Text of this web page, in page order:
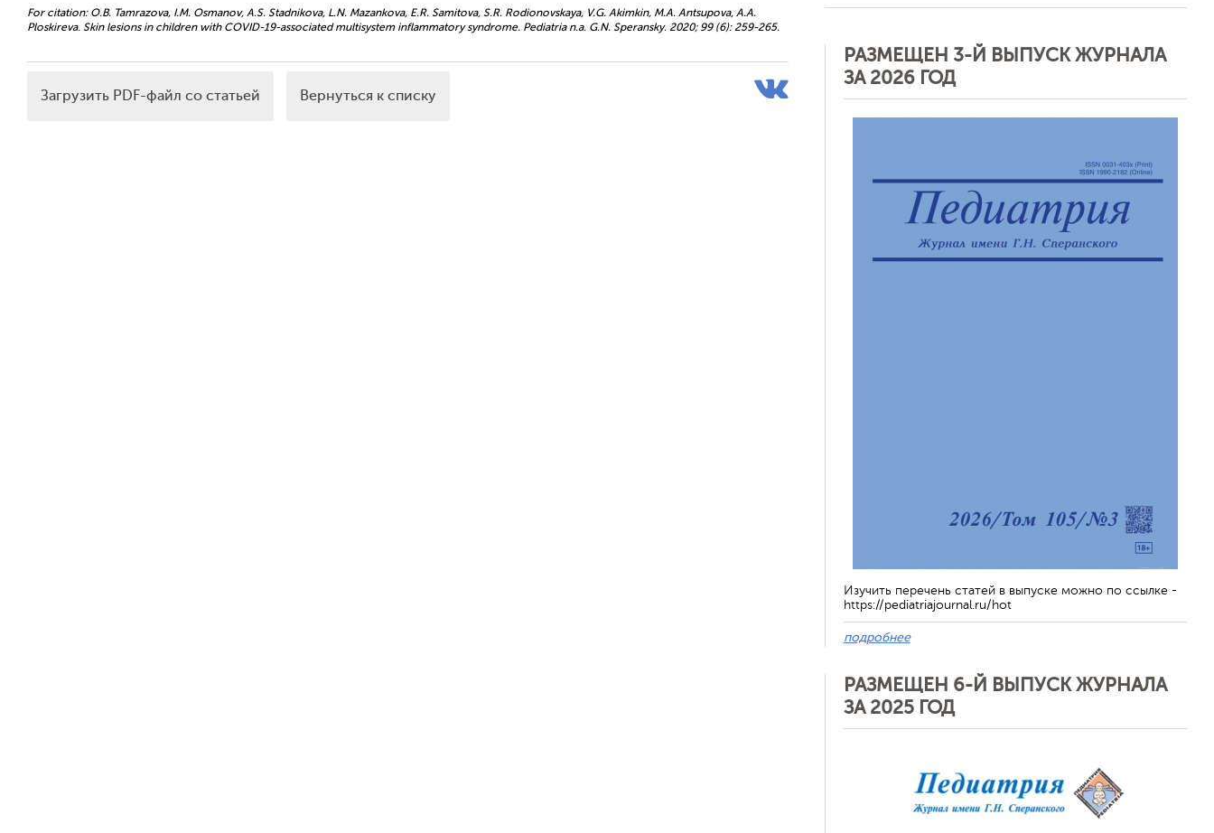
For citation: O.B. Tamrazova, I.M. Osmanov, A.S. Stadnikova, L.N. Mazankova, E.R. Samitova, S.R. Rodionovskaya, V.G. Akimkin, M.A. Antsupova, A.A.
Ploskireva. Skin lesions in children with COVID-19-associated multisystem inflammatory syndrome. Pediatria n.a. G.N. Speransky. 2020; 99 (6): 259-265.
Загрузить PDF-файл со статьей Вернуться к списку
РАЗМЕЩЕН 3-Й ВЫПУСК ЖУРНАЛА
ЗА 2026 ГОД
Изучить перечень статей в выпуске можно по ссылке -
https://pediatriajournal.ru/hot
подробнее
РАЗМЕЩЕН 6-Й ВЫПУСК ЖУРНАЛА
ЗА 2025 ГОД